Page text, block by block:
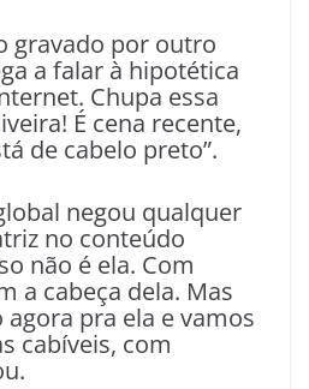
gravado por outro
a falar à hipotética
Chupa essa
É cena recente,
de cabelo preto”.
negou qualquer
no conteúdo
não é ela. Com
a cabeça dela. Mas
pra ela e vamos
cabíveis, com